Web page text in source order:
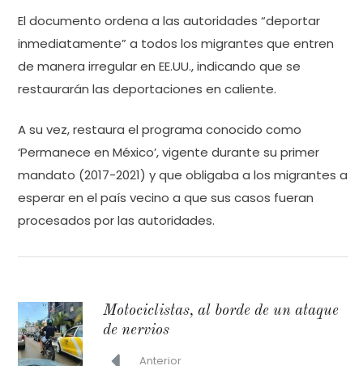
El documento ordena a las autoridades “deportar
inmediatamente” a todos los migrantes que entren
de manera irregular en EE.UU., indicando que se
restaurarán las deportaciones en caliente.
A su vez, restaura el programa conocido como
‘Permanece en México’, vigente durante su primer
mandato (2017-2021) y que obligaba a los migrantes a
esperar en el país vecino a que sus casos fueran
procesados por las autoridades.
Motociclistas, al borde de un ataque
de nervios
Anterior